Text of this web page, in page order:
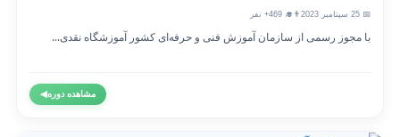
👨‍🎓 469+ نفر
با مجوز رسمی از سازمان آموزش فنی و حرفه‌ای کشور آموزشگاه نقدی...
مشاهده دوره◀